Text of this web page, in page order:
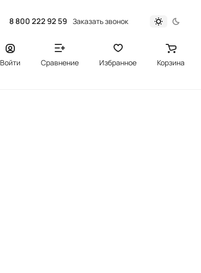
8 800 222 92 59 Заказать звонок
Войти Сравнение Избранное Корзина